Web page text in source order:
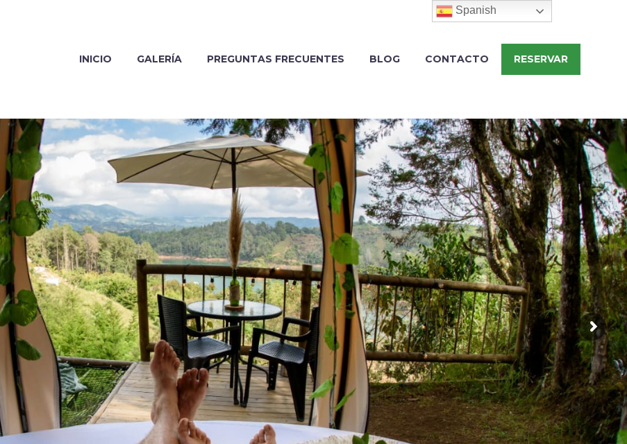
INICIO GALERÍA PREGUNTAS FRECUENTES BLOG CONTACTO RESERVAR
Spanish